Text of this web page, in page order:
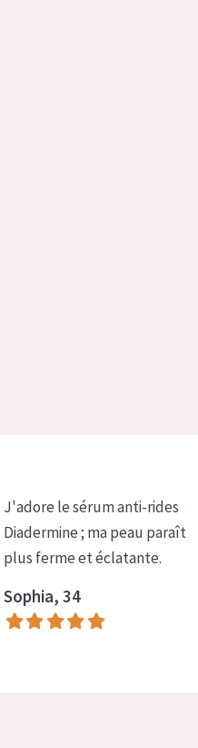
J'adore le sérum anti-rides
Diadermine ; ma peau paraît
plus ferme et éclatante.
Sophia, 34